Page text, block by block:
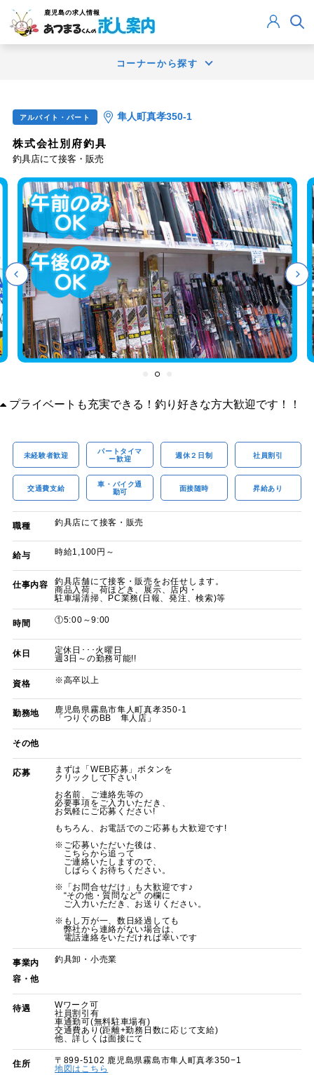
鹿児島の求人情報
コーナーから探す
アルバイト・パート 隼人町真孝350-1
株式会社別府釣具
釣具店にて接客・販売
プライベートも充実できる！釣り好きな方大歓迎です！！
未経験者歓迎
パートタイマ
ー歓迎
週休２日制 社員割引
交通費支給
車・バイク通
勤可
面接随時 昇給あり
職種 釣具店にて接客・販売
給与 時給1,100円～
仕事内容
釣具店舗にて接客・販売をお任せします。
商品入荷、荷ほどき、展示、店内・
駐車場清掃、PC業務(日報、発注、検索)等
時間 ①5:00～9:00
休日
定休日･･･火曜日
週3日～の勤務可能!!
資格 ※高卒以上
勤務地
鹿児島県霧島市隼人町真孝350-1
「つりぐのBB 隼人店」
その他
応募
まずは「WEB応募」ボタンを
クリックして下さい!
お名前、ご連絡先等の
必要事項をご入力いただき、
お気軽にご応募ください!
もちろん、お電話でのご応募も大歓迎です!
※ご応募いただいた後は、
こちらから追って
ご連絡いたしますので、
しばらくお待ちください。
※「お問合せだけ」も大歓迎です♪
“その他・質問など” の欄に
ご入力いただき、お送りください。
※もし万が一、数日経過しても
弊社から連絡がない場合は、
電話連絡をいただければ幸いです
事業内
容・他
釣具卸・小売業
待遇
Wワーク可
社員割引有
車通勤可(無料駐車場有)
交通費あり(距離+勤務日数に応じて支給)
他、詳しくは面接にて
住所
〒899-5102 鹿児島県霧島市隼人町真孝350−1
地図はこちら